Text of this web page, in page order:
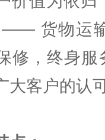
—— 货物运
修，终身
大客户的认